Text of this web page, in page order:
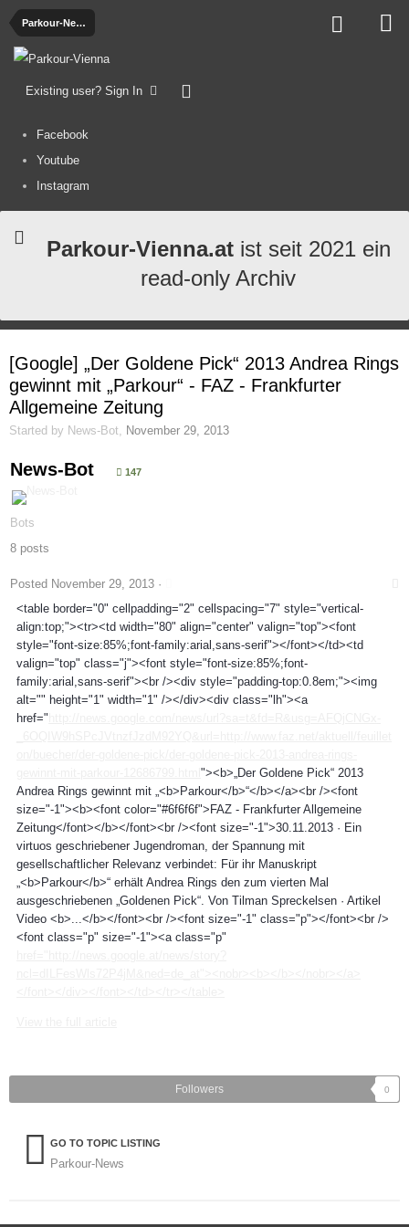
Parkour-News
Existing user? Sign In
Facebook
Youtube
Instagram
Parkour-Vienna.atist seit 2021 ein
read-only Archiv
[Google] „Der Goldene Pick“ 2013 Andrea Rings
gewinnt mit „Parkour“ - FAZ - Frankfurter
Allgemeine Zeitung
Started by News-Bot November 29, 2013
News-Bot 147
Bots
8 posts
Posted November 29, 2013 ·
<table border="0" cellpadding="2" cellspacing="7" style="vertical-
align:top;"><tr><td width="80" align="center" valign="top"><font
style="font-size:85%;font-family:arial,sans-serif"></font></td><td
valign="top" class="j"><font style="font-size:85%;font-
family:arial,sans-serif"><br /><div style="padding-top:0.8em;"><img
alt="" height="1" width="1" /></div><div class="lh"><a
href="
"><b>„Der Goldene Pick“ 2013
Andrea Rings gewinnt mit „<b>Parkour</b>“</b></a><br /><font
size="-1"><b><font color="#6f6f6f">FAZ - Frankfurter Allgemeine
Zeitung</font></b></font><br /><font size="-1">30.11.2013 · Ein
virtuos geschriebener Jugendroman, der Spannung mit
gesellschaftlicher Relevanz verbindet: Für ihr Manuskript
„<b>Parkour</b>“ erhält Andrea Rings den zum vierten Mal
ausgeschriebenen „Goldenen Pick“. Von Tilman Spreckelsen · Artikel
Video <b>...</b></font><br /><font size="-1" class="p"></font><br />
<font class="p" size="-1"><a class="p"
Followers 0
GO TO TOPIC LISTING
Parkour-News